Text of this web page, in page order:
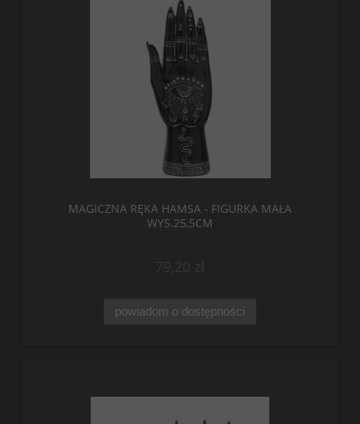
MAGICZNA RĘKA HAMSA - FIGURKA MAŁA
WYS.25,5CM
powiadom o dostępności